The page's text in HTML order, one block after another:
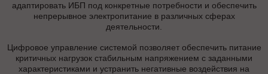
адаптировать ИБП под конкретные потребности и обеспечить
непрерывное электропитание в различных сферах
деятельности.
Цифровое управление системой позволяет обеспечить питание
критичных нагрузок стабильным напряжением с заданными
характеристиками и устранить негативные воздействия на